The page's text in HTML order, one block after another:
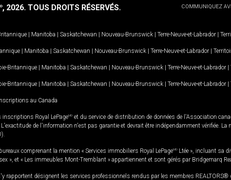
COMMUNIQUEZ
, 2026. TOUS DROITS RÉSERVÉS.
| Manitoba | Saskatchewan | Nouveau-Brunswick | Terre-Neuve-et-Labrador |
| Manitoba | Saskatchewan | Nouveau-Brunswick | Terre-Neuve-et-Labrador |
Britannique | Manitoba | Saskatchewan | Nouveau-Brunswick | Terre-Neuve-et-Labrador |
Britannique | Manitoba | Saskatchewan | Nouveau-Brunswick | Terre-Neuve-et-Labrador |
au Canada
Royal LePageMD et du service de distribution de données de l'Association
de l'information n'est pas garantie et devrait être indépendamment vérifiée.
comprenant la mention « Services immobiliers Royal LePageMD Ltée », incluant sa
», et « Les immeubles Mont-Tremblant » appartiennent et sont gérés par Bridgemarq
désignent les services professionnels rendus par les membres